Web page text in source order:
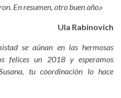
En resumen, otro buen año.»
Ula Rabinovich
se aúnan en las hermosas
felices un 2018 y esperamos
tu coordinación lo hace